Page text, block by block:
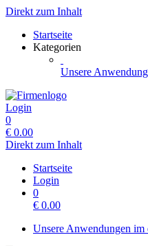
Direkt zum Inhalt
Startseite
Kategorien
Unsere
Login
0
€ 0.00
Direkt zum Inhalt
Startseite
Login
0
€ 0.00
Unsere Anwendungen im